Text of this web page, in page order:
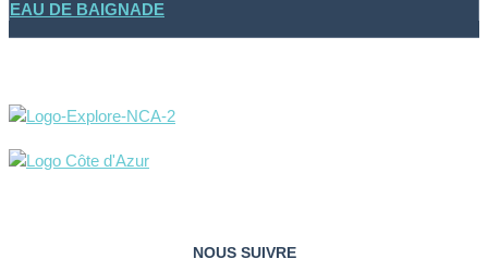
EAU DE BAIGNADE
NOUS SUIVRE